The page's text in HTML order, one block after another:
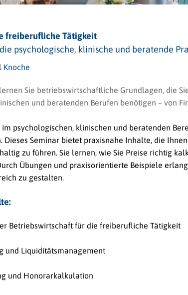
freiberufliche Tätigkeit
psychologische, klinische und beratende
Knoche
Sie betriebswirtschaftliche Grundlagen, die
und beratenden Berufen benötigen – von
psychologischen, klinischen und beratenden
Dieses Seminar bietet praxisnahe Inhalte, die
zu führen. Sie lernen, wie Sie Preise richtig
Übungen und praxisorientierte Beispiele
zu gestalten.
Betriebswirtschaft für die freiberufliche Tätigkeit
und Liquiditätsmanagement
und Honorarkalkulation